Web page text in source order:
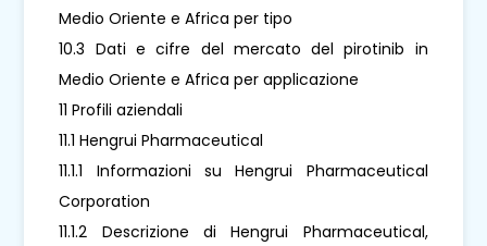
Medio Oriente e Africa per tipo
10.3 Dati e cifre del mercato del pirotinib in
Medio Oriente e Africa per applicazione
11 Profili aziendali
11.1 Hengrui Pharmaceutical
11.1.1 Informazioni su Hengrui Pharmaceutical
Corporation
11.1.2 Descrizione di Hengrui Pharmaceutical,